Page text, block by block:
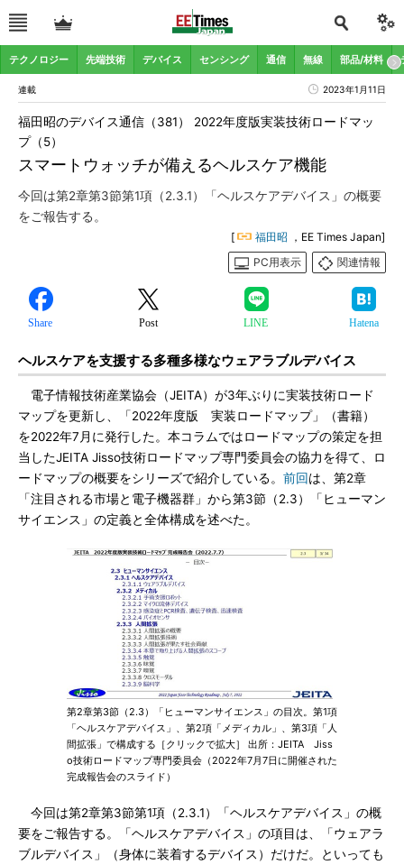
テクノロジー 先端技術 デバイス センシング 通信 無線 部品/材料
連載 2023年1月11日
スマートウォッチが備えるヘルスケア機能
福田昭のデバイス通信（381） 2022年度版実装技術ロードマッ
プ（5）
今回は第2章第3節第1項（2.3.1）「ヘルスケアデバイス」の概要
をご報告する。
[ 福田昭 ，EE Times Japan]
PC用表示
関連情報
Share Post LINE Hatena
ヘルスケアを支援する多種多様なウェアラブルデバイス
電子情報技術産業協会（JEITA）が3年ぶりに実装技術ロード
マップを更新し、「2022年度版 実装ロードマップ」（書籍）
を2022年7月に発行した。本コラムではロードマップの策定を担
当したJEITA Jisso技術ロードマップ専門委員会の協力を得て、ロ
ードマップの概要をシリーズで紹介している。 前回は、第2章
「注目される市場と電子機器群」から第3節（2.3）「ヒューマン
サイエンス」の定義と全体構成を述べた。
第2章第3節（2.3）「ヒューマンサイエンス」の目次。第1項
「ヘルスケアデバイス」、第2項「メディカル」、第3項「人
間拡張」で構成する［クリックで拡大］ 出所：JEITA Jiss
o技術ロードマップ専門委員会（2022年7月7日に開催された
完成報告会のスライド）
今回は第2章第3節第1項（2.3.1）「ヘルスケアデバイス」の概
要をご報告する。「ヘルスケアデバイス」の項目は、「ウェアラ
ブルデバイス」（身体に装着するデバイス）だけだ。といっても